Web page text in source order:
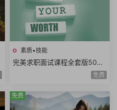
素质•技能
完美求职面试课程全套版500
强HR完美简历面试技巧电话面
免费
免费